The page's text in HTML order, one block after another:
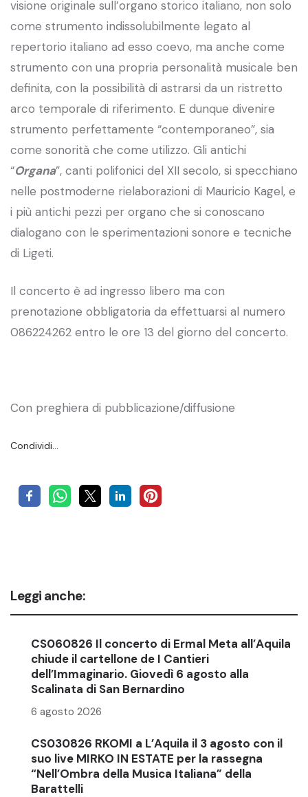
visione originale sull’organo storico italiano, non solo
come strumento indissolubilmente legato al
repertorio italiano ad esso coevo, ma anche come
strumento con una propria personalità musicale ben
definita, con la possibilità di astrarsi da un ristretto
arco temporale di riferimento. E dunque divenire
strumento perfettamente “contemporaneo”, sia
come sonorità che come utilizzo. Gli antichi
“Organa”, canti polifonici del XII secolo, si specchiano
nelle postmoderne rielaborazioni di Mauricio Kagel, e
i più antichi pezzi per organo che si conoscano
dialogano con le sperimentazioni sonore e tecniche
di Ligeti.
Il concerto è ad ingresso libero ma con
prenotazione obbligatoria da effettuarsi al numero
086224262 entro le ore 13 del giorno del concerto.
Con preghiera di pubblicazione/diffusione
Condividi…
Leggi anche:
CS060826 Il concerto di Ermal Meta all’Aquila
chiude il cartellone de I Cantieri
dell’Immaginario. Giovedì 6 agosto alla
Scalinata di San Bernardino
6 agosto 2026
CS030826 RKOMI a L’Aquila il 3 agosto con il
suo live MIRKO IN ESTATE per la rassegna
“Nell’Ombra della Musica Italiana” della
Barattelli